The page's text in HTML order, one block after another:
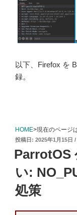
以下、Firefox を
録。
HOME>現在のページ
投
日:
2025年1月15日
ParrotOS
い:
処策